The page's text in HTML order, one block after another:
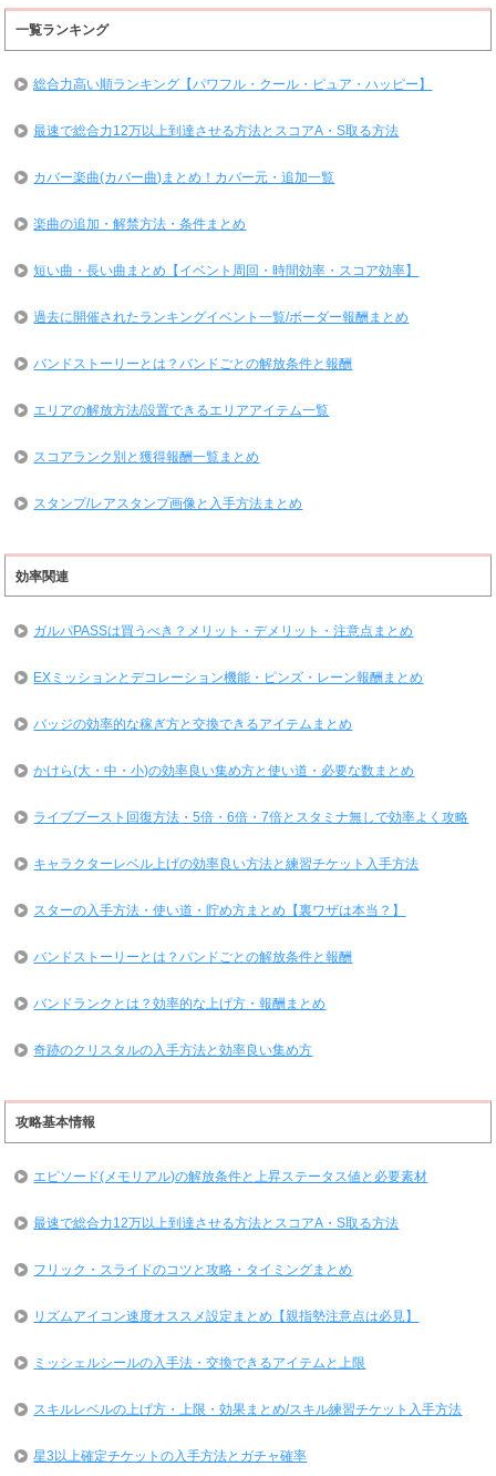
一覧ランキング
総合力高い順ランキング【パワフル・クール・ピュア・ハッピー】
最速で総合力12万以上到達させる方法とスコアA・S取る方法
カバー楽曲(カバー曲)まとめ！カバー元・追加一覧
楽曲の追加・解禁方法・条件まとめ
短い曲・長い曲まとめ【イベント周回・時間効率・スコア効率】
過去に開催されたランキングイベント一覧/ボーダー報酬まとめ
バンドストーリーとは？バンドごとの解放条件と報酬
エリアの解放方法/設置できるエリアアイテム一覧
スコアランク別と獲得報酬一覧まとめ
スタンプ/レアスタンプ画像と入手方法まとめ
効率関連
ガルパPASSは買うべき？メリット・デメリット・注意点まとめ
EXミッションとデコレーション機能・ピンズ・レーン報酬まとめ
バッジの効率的な稼ぎ方と交換できるアイテムまとめ
かけら(大・中・小)の効率良い集め方と使い道・必要な数まとめ
ライブブースト回復方法・5倍・6倍・7倍とスタミナ無しで効率よく攻略
キャラクターレベル上げの効率良い方法と練習チケット入手方法
スターの入手方法・使い道・貯め方まとめ【裏ワザは本当？】
バンドストーリーとは？バンドごとの解放条件と報酬
バンドランクとは？効率的な上げ方・報酬まとめ
奇跡のクリスタルの入手方法と効率良い集め方
攻略基本情報
エピソード(メモリアル)の解放条件と上昇ステータス値と必要素材
最速で総合力12万以上到達させる方法とスコアA・S取る方法
フリック・スライドのコツと攻略・タイミングまとめ
リズムアイコン速度オススメ設定まとめ【親指勢注意点は必見】
ミッシェルシールの入手法・交換できるアイテムと上限
スキルレベルの上げ方・上限・効果まとめ/スキル練習チケット入手方法
星3以上確定チケットの入手方法とガチャ確率